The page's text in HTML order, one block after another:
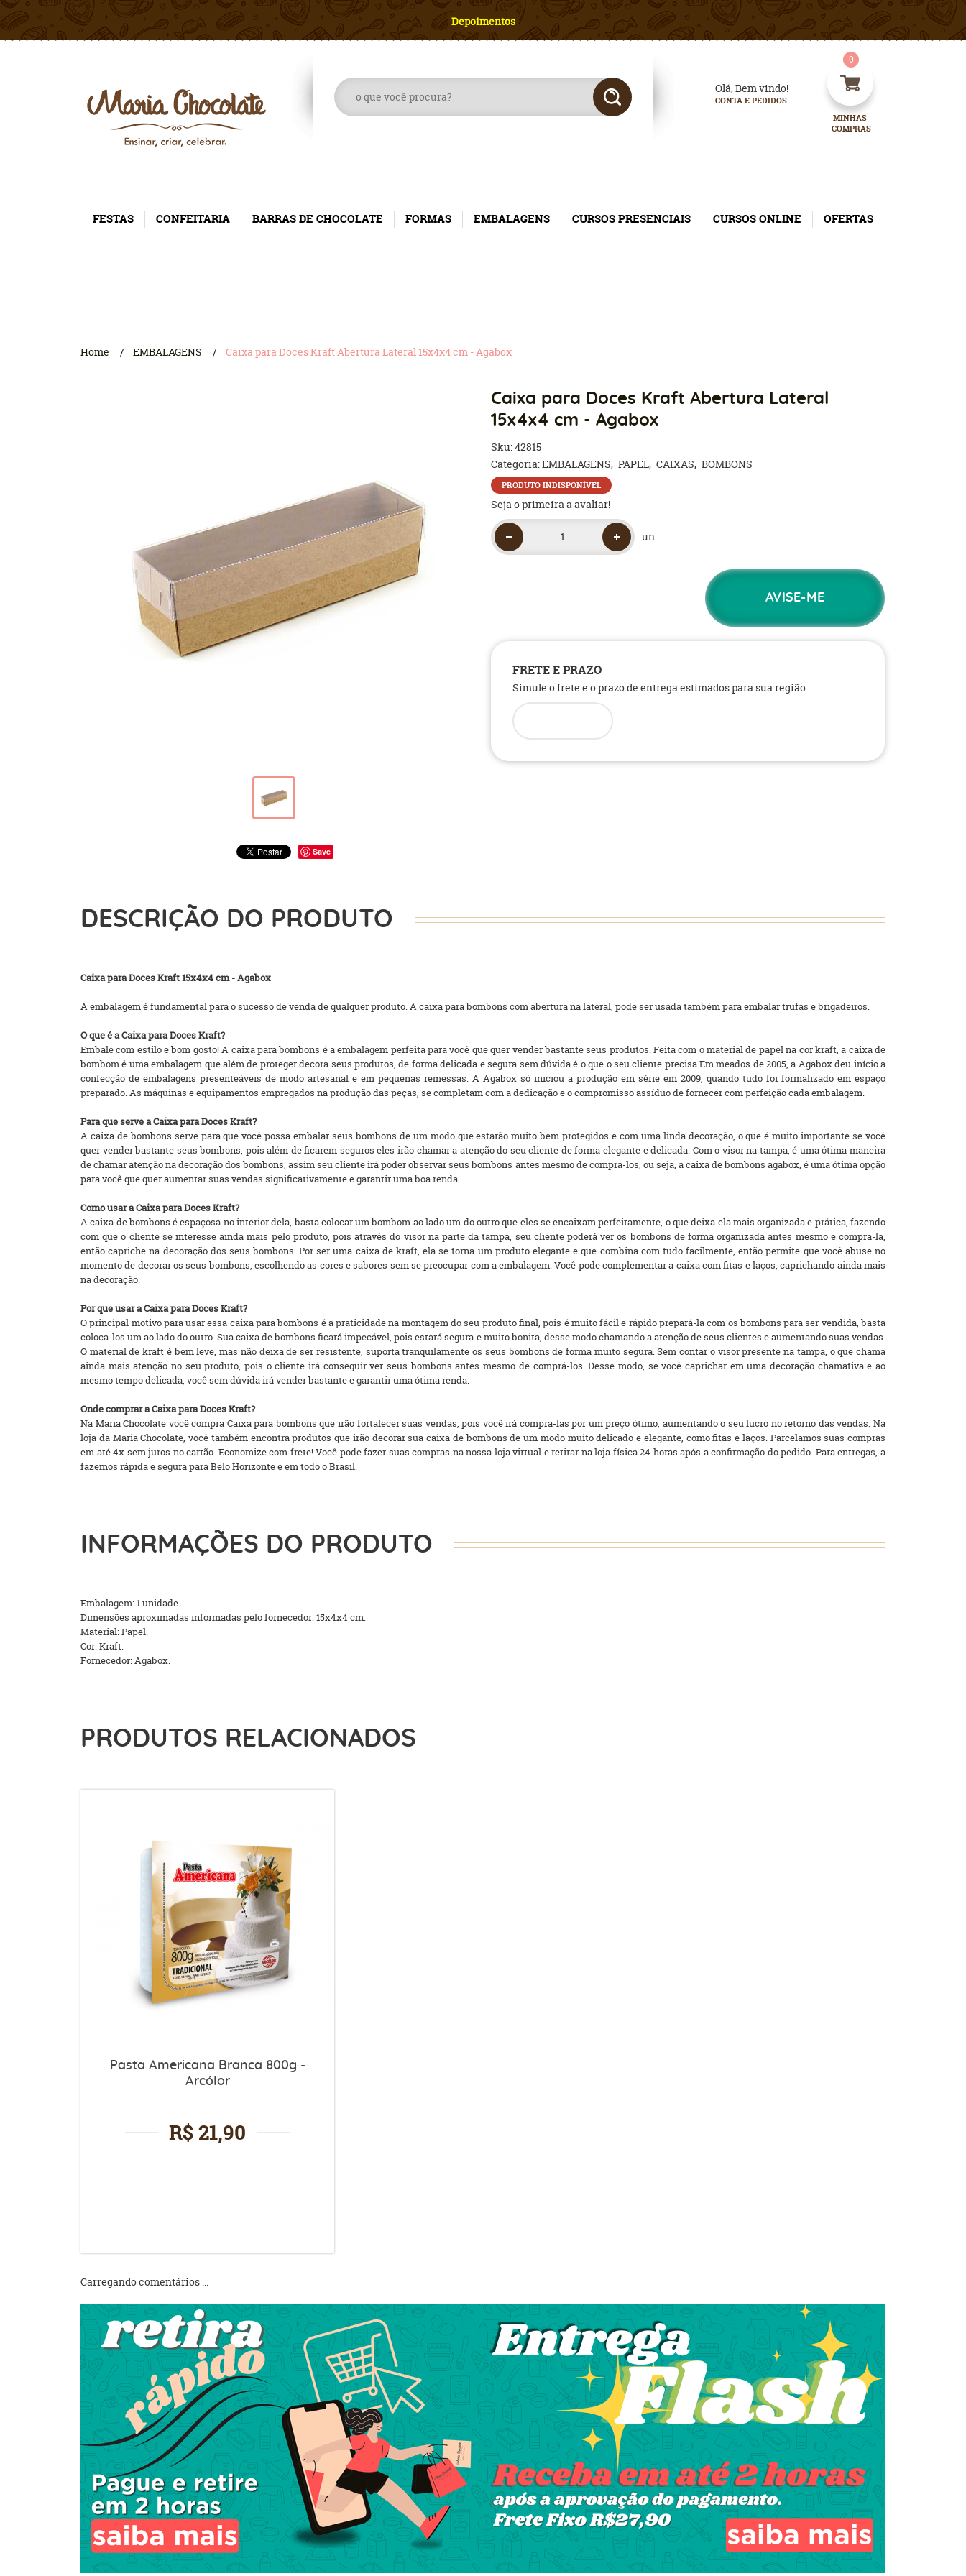
Depoimentos
Olá, Bem vindo!
CONTA E PEDIDOS
MINHAS
COMPRAS
0
FESTAS CONFEITARIA BARRAS DE CHOCOLATE FORMAS EMBALAGENS CURSOS PRESENCIAIS CURSOS ONLINE OFERTAS
Home EMBALAGENS Caixa para Doces Kraft Abertura Lateral 15x4x4 cm - Agabox
Save
Caixa para Doces Kraft Abertura Lateral
15x4x4 cm - Agabox
Sku:42815
Categoria:EMBALAGENS PAPEL CAIXAS BOMBONS
PRODUTO INDISPONÍVEL
Seja o primeira a avaliar!
un
AVISE-ME
FRETE E PRAZO
Simule o frete e o prazo de entrega estimados para sua região:
DESCRIÇÃO DO PRODUTO
Caixa para Doces Kraft 15x4x4 cm - Agabox
A embalagem é fundamental para o sucesso de venda de qualquer produto. A caixa para bombons com abertura na lateral, pode ser usada também para embalar trufas e brigadeiros.
O que é a Caixa para Doces Kraft?
Embale com estilo e bom gosto! A caixa para bombons é a embalagem perfeita para você que quer vender bastante seus produtos. Feita com o material de papel na cor kraft, a caixa de
bombom é uma embalagem que além de proteger decora seus produtos, de forma delicada e segura sem dúvida é o que o seu cliente precisa.Em meados de 2005, a Agabox deu início a
confecção de embalagens presenteáveis de modo artesanal e em pequenas remessas. A Agabox só iniciou a produção em série em 2009, quando tudo foi formalizado em espaço
preparado. As máquinas e equipamentos empregados na produção das peças, se completam com a dedicação e o compromisso assíduo de fornecer com perfeição cada embalagem.
Para que serve a Caixa para Doces Kraft?
A caixa de bombons serve para que você possa embalar seus bombons de um modo que estarão muito bem protegidos e com uma linda decoração, o que é muito importante se você
quer vender bastante seus bombons, pois além de ficarem seguros eles irão chamar a atenção do seu cliente de forma elegante e delicada. Com o visor na tampa, é uma ótima maneira
de chamar atenção na decoração dos bombons, assim seu cliente irá poder observar seus bombons antes mesmo de compra-los, ou seja, a caixa de bombons agabox, é uma ótima opção
para você que quer aumentar suas vendas significativamente e garantir uma boa renda.
Como usar a Caixa para Doces Kraft?
A caixa de bombons é espaçosa no interior dela, basta colocar um bombom ao lado um do outro que eles se encaixam perfeitamente, o que deixa ela mais organizada e prática, fazendo
com que o cliente se interesse ainda mais pelo produto, pois através do visor na parte da tampa, seu cliente poderá ver os bombons de forma organizada antes mesmo e compra-la,
então capriche na decoração dos seus bombons. Por ser uma caixa de kraft, ela se torna um produto elegante e que combina com tudo facilmente, então permite que você abuse no
momento de decorar os seus bombons, escolhendo as cores e sabores sem se preocupar com a embalagem. Você pode complementar a caixa com fitas e laços, caprichando ainda mais
na decoração.
Por que usar a Caixa para Doces Kraft?
O principal motivo para usar essa caixa para bombons é a praticidade na montagem do seu produto final, pois é muito fácil e rápido prepará-la com os bombons para ser vendida, basta
coloca-los um ao lado do outro. Sua caixa de bombons ficará impecável, pois estará segura e muito bonita, desse modo chamando a atenção de seus clientes e aumentando suas vendas.
O material de kraft é bem leve, mas não deixa de ser resistente, suporta tranquilamente os seus bombons de forma muito segura. Sem contar o visor presente na tampa, o que chama
ainda mais atenção no seu produto, pois o cliente irá conseguir ver seus bombons antes mesmo de comprá-los. Desse modo, se você caprichar em uma decoração chamativa e ao
mesmo tempo delicada, você sem dúvida irá vender bastante e garantir uma ótima renda.
Onde comprar a Caixa para Doces Kraft?
Na Maria Chocolate você compra Caixa para bombons que irão fortalecer suas vendas, pois você irá compra-las por um preço ótimo, aumentando o seu lucro no retorno das vendas. Na
loja da Maria Chocolate, você também encontra produtos que irão decorar sua caixa de bombons de um modo muito delicado e elegante, como fitas e laços. Parcelamos suas compras
em até 4x sem juros no cartão. Economize com frete! Você pode fazer suas compras na nossa loja virtual e retirar na loja física 24 horas após a confirmação do pedido. Para entregas, a
fazemos rápida e segura para Belo Horizonte e em todo o Brasil.
INFORMAÇÕES DO PRODUTO
Embalagem: 1 unidade.
Dimensões aproximadas informadas pelo fornecedor: 15x4x4 cm.
Material: Papel.
Cor: Kraft.
Fornecedor: Agabox.
PRODUTOS RELACIONADOS
Pasta Americana Branca 800g -
Arcólor
R$ 21,90
Carregando comentários ...